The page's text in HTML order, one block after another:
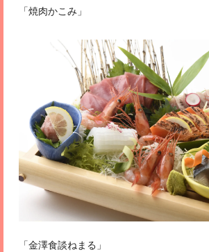
「焼肉かこみ」
「金澤食談ねまる」